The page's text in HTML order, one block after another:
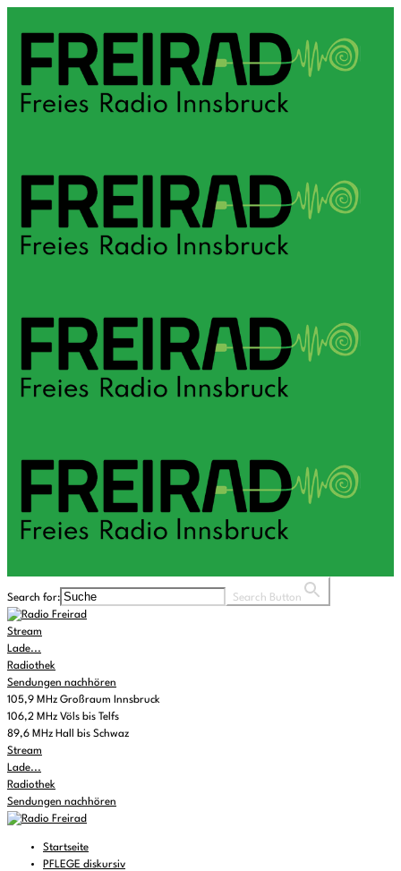
Search for: Search Button
Stream
Lade...
Radiothek
Sendungen nachhören
105,9 MHz Großraum Innsbruck
106,2 MHz Völs bis Telfs
89,6 MHz Hall bis Schwaz
Stream
Lade...
Radiothek
Sendungen nachhören
Startseite
PFLEGE diskursiv